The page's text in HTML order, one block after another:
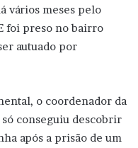
vários meses pelo
foi preso no bairro
autuado por
o coordenador da
conseguiu descobrir
após a prisão de um